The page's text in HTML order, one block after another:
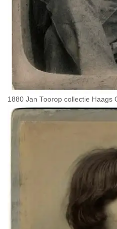
1880 Jan Toorop collectie Haags